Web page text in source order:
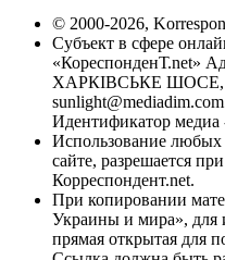
© 2000-2026,
Субъект в сфере
«КореспонденТ.net»
ХАРКІВСЬКЕ ШОСЕ,
Идентификатор медиа
Использование
сайте, разрешается
Корреспондент.net.
При копировании
Украины и мира», для
прямая открытая для